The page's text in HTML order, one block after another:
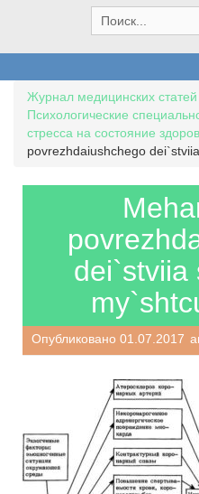
e
a
h
f
o
r
Журнал медицинских
Психологические
стресса на состояние
povrezhdaiushchego
dei`stviia
Опубликовано 01.07.2017